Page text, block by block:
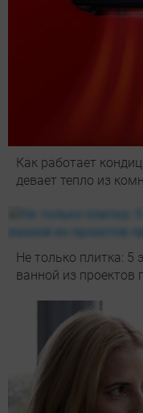
Как работает
девает тепло из
Не только плитка: 5
ванной из проектов